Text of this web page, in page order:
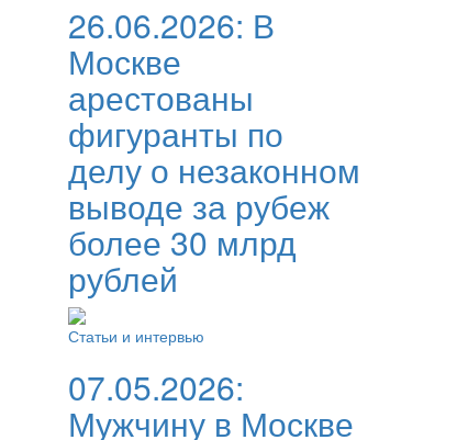
26.06.2026: В
Москве
арестованы
фигуранты по
делу о незаконном
выводе за рубеж
более 30 млрд
рублей
Статьи и интервью
07.05.2026:
Мужчину в Москве